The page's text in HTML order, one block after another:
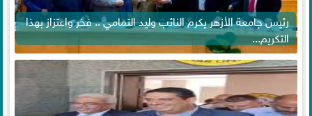
رئيس جامعة الأزهر يكرم النائب وليد التمامي .. فخر واعتزاز بهذا
التكريم...